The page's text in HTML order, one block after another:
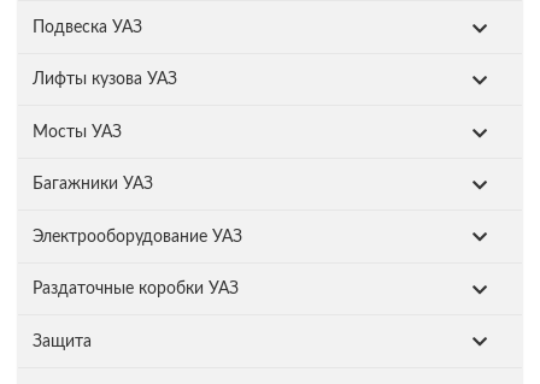
Подвеска УАЗ
Лифты кузова УАЗ
Мосты УАЗ
Багажники УАЗ
Электрооборудование УАЗ
Раздаточные коробки УАЗ
Защита